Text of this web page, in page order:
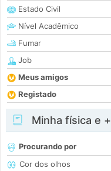
Estado Civil
Nível Acadêmico
Fumar
Job
Meus amigos
Registado
Minha física e +
Procurando por
Cor dos olhos